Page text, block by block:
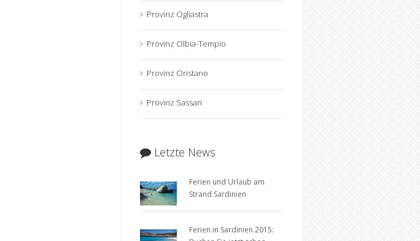
Provinz Ogliastra
Provinz Olbia-Tempio
Provinz Oristano
Provinz Sassari
Letzte News
Ferien und Urlaub am
Strand Sardinien
Ferien in Sardinien 2015: